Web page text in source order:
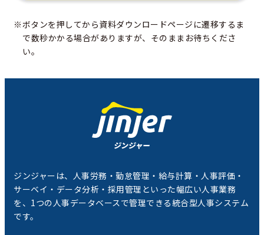
※ボタンを押してから資料ダウンロードページに遷移するま
で数秒かかる場合がありますが、そのままお待ちくださ
い。
ジンジャーは、人事労務・勤怠管理・給与計算・人事評価・
サーベイ・データ分析・採用管理といった幅広い人事業務
を、1つの人事データベースで管理できる統合型人事システム
です。